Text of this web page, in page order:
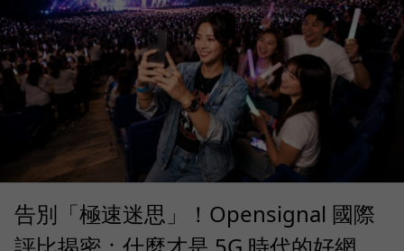
告別「極速迷思」！Opensignal 國際